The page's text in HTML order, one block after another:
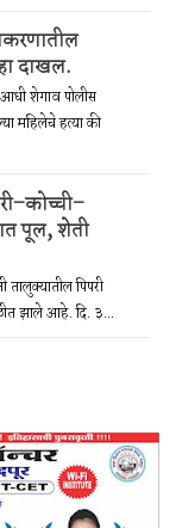
दाखल.
आधी शेगाव पोलीस
महिलेचे हत्या की
पूल, शेती
तालुक्यातील पिपरी
झाले आहे. दि. ३...